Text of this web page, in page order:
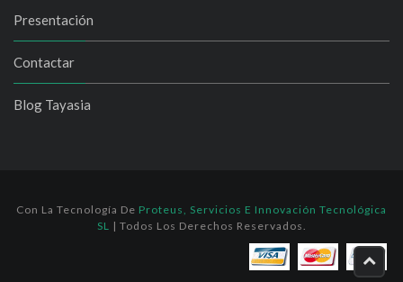
Presentación
Contactar
Blog Tayasia
Con La Tecnología De Proteus, Servicios E Innovación Tecnológica
SL | Todos Los Derechos Reservados.